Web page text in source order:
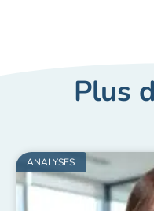
Plus
ANALYSES